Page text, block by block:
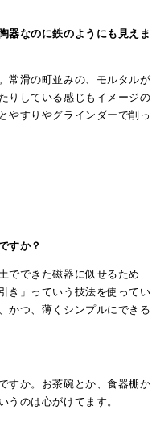
器なのに鉄のようにも見えま
常滑の町並みの、モルタルが
りしている感じもイメージの
やすりやグラインダーで削っ
すか？
でできた磁器に似せるため
き」っていう技法を使ってい
かつ、薄くシンプルにできる
すか。お茶碗とか、食器棚か
うのは心がけてます。